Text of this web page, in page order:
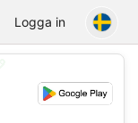
Logga in